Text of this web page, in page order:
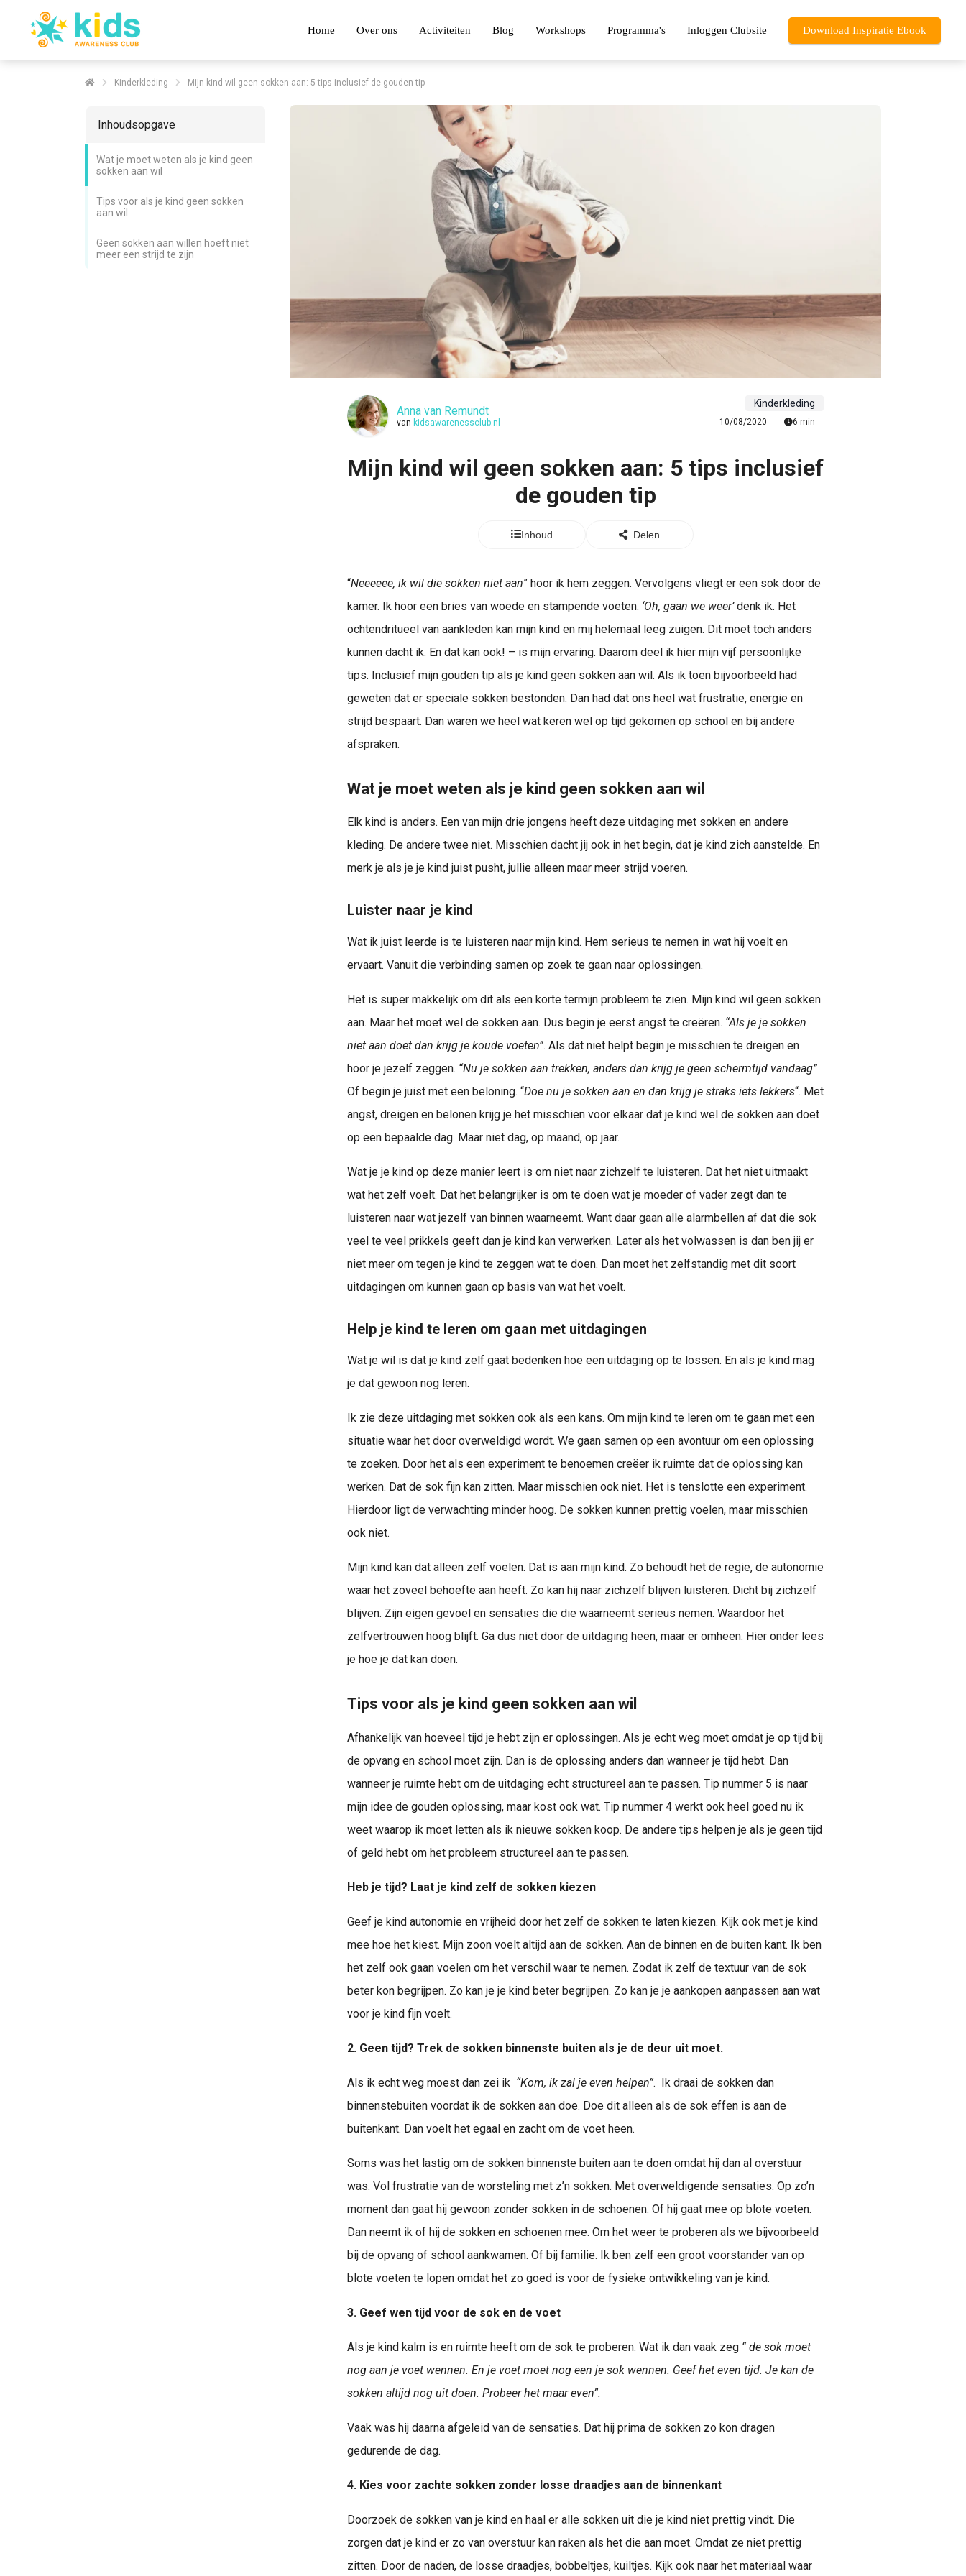
Home Over ons Activiteiten Blog Workshops Programma's Inloggen Clubsite Download Inspiratie Ebook
Kinderkleding Mijn kind wil geen sokken aan: 5 tips inclusief de gouden tip
Inhoudsopgave
Wat je moet weten als je kind geen
sokken aan wil
Tips voor als je kind geen sokken
aan wil
Geen sokken aan willen hoeft niet
meer een strijd te zijn
Anna van Remundt
van kidsawarenessclub.nl
Kinderkleding
10/08/2020 6 min
Mijn kind wil geen sokken aan: 5 tips inclusief
de gouden tip
Inhoud Delen
“Neeeeee, ik wil die sokken niet aan” hoor ik hem zeggen. Vervolgens vliegt er een sok door de
kamer. Ik hoor een bries van woede en stampende voeten. ‘Oh, gaan we weer’denk ik. Het
ochtendritueel van aankleden kan mijn kind en mij helemaal leeg zuigen. Dit moet toch anders
kunnen dacht ik. En dat kan ook! – is mijn ervaring. Daarom deel ik hier mijn vijf persoonlijke
tips. Inclusief mijn gouden tip als je kind geen sokken aan wil. Als ik toen bijvoorbeeld had
geweten dat er speciale sokken bestonden. Dan had dat ons heel wat frustratie, energie en
strijd bespaart. Dan waren we heel wat keren wel op tijd gekomen op school en bij andere
afspraken.
Wat je moet weten als je kind geen sokken aan wil
Elk kind is anders. Een van mijn drie jongens heeft deze uitdaging met sokken en andere
kleding. De andere twee niet. Misschien dacht jij ook in het begin, dat je kind zich aanstelde. En
merk je als je je kind juist pusht, jullie alleen maar meer strijd voeren.
Luister naar je kind
Wat ik juist leerde is te luisteren naar mijn kind. Hem serieus te nemen in wat hij voelt en
ervaart. Vanuit die verbinding samen op zoek te gaan naar oplossingen.
Het is super makkelijk om dit als een korte termijn probleem te zien. Mijn kind wil geen sokken
aan. Maar het moet wel de sokken aan. Dus begin je eerst angst te creëren. “Als je je sokken
niet aan doet dan krijg je koude voeten”. Als dat niet helpt begin je misschien te dreigen en
hoor je jezelf zeggen. “Nu je sokken aan trekken, anders dan krijg je geen schermtijd vandaag”
Of begin je juist met een beloning. “Doe nu je sokken aan en dan krijg je straks iets lekkers“. Met
angst, dreigen en belonen krijg je het misschien voor elkaar dat je kind wel de sokken aan doet
op een bepaalde dag. Maar niet dag, op maand, op jaar.
Wat je je kind op deze manier leert is om niet naar zichzelf te luisteren. Dat het niet uitmaakt
wat het zelf voelt. Dat het belangrijker is om te doen wat je moeder of vader zegt dan te
luisteren naar wat jezelf van binnen waarneemt. Want daar gaan alle alarmbellen af dat die sok
veel te veel prikkels geeft dan je kind kan verwerken. Later als het volwassen is dan ben jij er
niet meer om tegen je kind te zeggen wat te doen. Dan moet het zelfstandig met dit soort
uitdagingen om kunnen gaan op basis van wat het voelt.
Help je kind te leren om gaan met uitdagingen
Wat je wil is dat je kind zelf gaat bedenken hoe een uitdaging op te lossen. En als je kind mag
je dat gewoon nog leren.
Ik zie deze uitdaging met sokken ook als een kans. Om mijn kind te leren om te gaan met een
situatie waar het door overweldigd wordt. We gaan samen op een avontuur om een oplossing
te zoeken. Door het als een experiment te benoemen creëer ik ruimte dat de oplossing kan
werken. Dat de sok fijn kan zitten. Maar misschien ook niet. Het is tenslotte een experiment.
Hierdoor ligt de verwachting minder hoog. De sokken kunnen prettig voelen, maar misschien
ook niet.
Mijn kind kan dat alleen zelf voelen. Dat is aan mijn kind. Zo behoudt het de regie, de autonomie
waar het zoveel behoefte aan heeft. Zo kan hij naar zichzelf blijven luisteren. Dicht bij zichzelf
blijven. Zijn eigen gevoel en sensaties die die waarneemt serieus nemen. Waardoor het
zelfvertrouwen hoog blijft. Ga dus niet door de uitdaging heen, maar er omheen. Hier onder lees
je hoe je dat kan doen.
Tips voor als je kind geen sokken aan wil
Afhankelijk van hoeveel tijd je hebt zijn er oplossingen. Als je echt weg moet omdat je op tijd bij
de opvang en school moet zijn. Dan is de oplossing anders dan wanneer je tijd hebt. Dan
wanneer je ruimte hebt om de uitdaging echt structureel aan te passen. Tip nummer 5 is naar
mijn idee de gouden oplossing, maar kost ook wat. Tip nummer 4 werkt ook heel goed nu ik
weet waarop ik moet letten als ik nieuwe sokken koop. De andere tips helpen je als je geen tijd
of geld hebt om het probleem structureel aan te passen.
Heb je tijd? Laat je kind zelf de sokken kiezen
Geef je kind autonomie en vrijheid door het zelf de sokken te laten kiezen. Kijk ook met je kind
mee hoe het kiest. Mijn zoon voelt altijd aan de sokken. Aan de binnen en de buiten kant. Ik ben
het zelf ook gaan voelen om het verschil waar te nemen. Zodat ik zelf de textuur van de sok
beter kon begrijpen. Zo kan je je kind beter begrijpen. Zo kan je je aankopen aanpassen aan wat
voor je kind fijn voelt.
2. Geen tijd? Trek de sokken binnenste buiten als je de deur uit moet.
Als ik echt weg moest dan zei ik “Kom, ik zal je even helpen”. Ik draai de sokken dan
binnenstebuiten voordat ik de sokken aan doe. Doe dit alleen als de sok effen is aan de
buitenkant. Dan voelt het egaal en zacht om de voet heen.
Soms was het lastig om de sokken binnenste buiten aan te doen omdat hij dan al overstuur
was. Vol frustratie van de worsteling met z’n sokken. Met overweldigende sensaties. Op zo’n
moment dan gaat hij gewoon zonder sokken in de schoenen. Of hij gaat mee op blote voeten.
Dan neemt ik of hij de sokken en schoenen mee. Om het weer te proberen als we bijvoorbeeld
bij de opvang of school aankwamen. Of bij familie. Ik ben zelf een groot voorstander van op
blote voeten te lopen omdat het zo goed is voor de fysieke ontwikkeling van je kind.
3. Geef wen tijd voor de sok en de voet
Als je kind kalm is en ruimte heeft om de sok te proberen. Wat ik dan vaak zeg “ de sok moet
nog aan je voet wennen. En je voet moet nog een je sok wennen. Geef het even tijd. Je kan de
sokken altijd nog uit doen. Probeer het maar even”.
Vaak was hij daarna afgeleid van de sensaties. Dat hij prima de sokken zo kon dragen
gedurende de dag.
4. Kies voor zachte sokken zonder losse draadjes aan de binnenkant
Doorzoek de sokken van je kind en haal er alle sokken uit die je kind niet prettig vindt. Die
zorgen dat je kind er zo van overstuur kan raken als het die aan moet. Omdat ze niet prettig
zitten. Door de naden, de losse draadjes, bobbeltjes, kuiltjes. Kijk ook naar het materiaal waar